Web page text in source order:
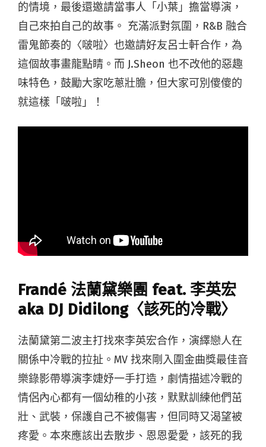
的情境，最後還邀請當事人「小葉」擔當導演，
自己來拍自己的故事。 充滿派對氛圍，R&B 融合
雷鬼節奏的〈啵啦〉也邀請好友呂士軒合作，為
這個故事畫龍點睛。而 J.Sheon 也不改他的惡趣
味特色，鼓勵大家吃蔥壯膽，但大家可別傻傻的
就這樣「啵啦」！
Frandé 法蘭黛樂團 feat. 李英宏
aka DJ Didilong〈該死的冷戰〉
法蘭黛第二波主打找來李英宏合作，演繹戀人在
關係中冷戰的拉扯。MV 找來剛入圍金曲獎最佳音
樂錄影帶導演李婕妤一手打造，劇情描述冷戰的
情侶內心都有一個幼稚的小孩，默默訓練他們茁
壯、武裝，保護自己不被傷害，但同時又渴望被
疼愛。本來應該出去散步、恩恩愛愛，該死的我